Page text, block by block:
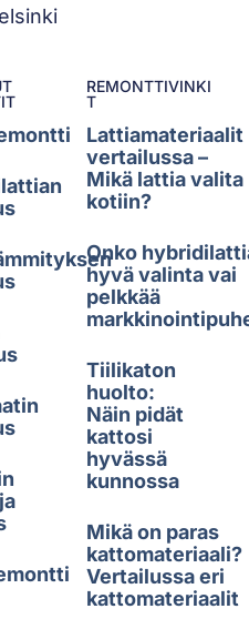
REMONTTIVINKI
T
Lattiamateriaalit
vertailussa –
Mikä lattia valita
kotiin?
Onko
hyvä valinta vai
pelkkää
Tiilikaton
huolto:
Näin pidät
kattosi
hyvässä
kunnossa
Mikä on paras
kattomateriaali?
Vertailussa eri
kattomateriaalit